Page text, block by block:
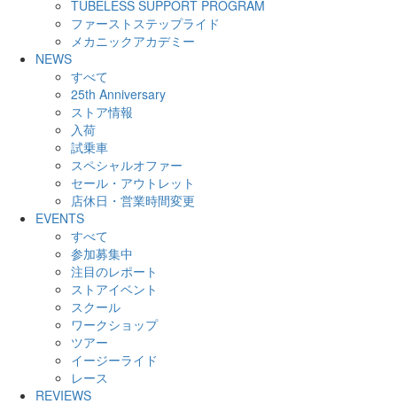
TUBELESS SUPPORT PROGRAM
ファーストステップライド
メカニックアカデミー
NEWS
すべて
25th Anniversary
ストア情報
入荷
試乗車
スペシャルオファー
セール・アウトレット
店休日・営業時間変更
EVENTS
すべて
参加募集中
注目のレポート
ストアイベント
スクール
ワークショップ
ツアー
イージーライド
レース
REVIEWS